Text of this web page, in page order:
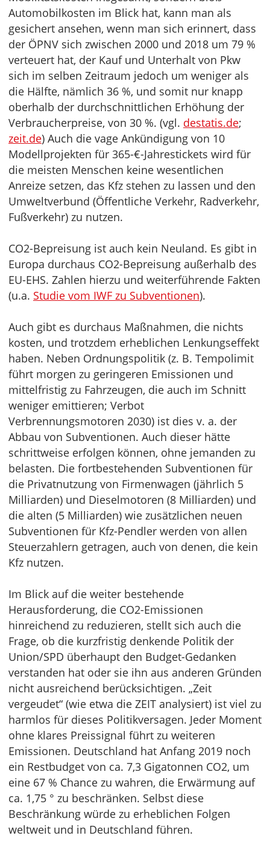
Automobilkosten im Blick hat, kann man als
gesichert ansehen, wenn man sich erinnert, dass
der ÖPNV sich zwischen 2000 und 2018 um 79 %
verteuert hat, der Kauf und Unterhalt von Pkw
sich im selben Zeitraum jedoch um weniger als
die Hälfte, nämlich 36 %, und somit nur knapp
oberhalb der durchschnittlichen Erhöhung der
Verbraucherpreise, von 30 %. (vgl. destatis.de;
zeit.de) Auch die vage Ankündigung von 10
Modellprojekten für 365-€-Jahrestickets wird für
die meisten Menschen keine wesentlichen
Anreize setzen, das Kfz stehen zu lassen und den
Umweltverbund (Öffentliche Verkehr, Radverkehr,
Fußverkehr) zu nutzen.
CO2-Bepreisung ist auch kein Neuland. Es gibt in
Europa durchaus CO2-Bepreisung außerhalb des
EU-EHS. Zahlen hierzu und weiterführende Fakten
(u.a. Studie vom IWF zu Subventionen).
Auch gibt es durchaus Maßnahmen, die nichts
kosten, und trotzdem erheblichen Lenkungseffekt
haben. Neben Ordnungspolitik (z. B. Tempolimit
führt morgen zu geringeren Emissionen und
mittelfristig zu Fahrzeugen, die auch im Schnitt
weniger emittieren; Verbot
Verbrennungsmotoren 2030) ist dies v. a. der
Abbau von Subventionen. Auch dieser hätte
schrittweise erfolgen können, ohne jemanden zu
belasten. Die fortbestehenden Subventionen für
die Privatnutzung von Firmenwagen (jährlich 5
Milliarden) und Dieselmotoren (8 Milliarden) und
die alten (5 Milliarden) wie zusätzlichen neuen
Subventionen für Kfz-Pendler werden von allen
Steuerzahlern getragen, auch von denen, die kein
Kfz nutzen.
Im Blick auf die weiter bestehende
Herausforderung, die CO2-Emissionen
hinreichend zu reduzieren, stellt sich auch die
Frage, ob die kurzfristig denkende Politik der
Union/SPD überhaupt den Budget-Gedanken
verstanden hat oder sie ihn aus anderen Gründen
nicht ausreichend berücksichtigen. „Zeit
vergeudet“ (wie etwa die ZEIT analysiert) ist viel zu
harmlos für dieses Politikversagen. Jeder Moment
ohne klares Preissignal führt zu weiteren
Emissionen. Deutschland hat Anfang 2019 noch
ein Restbudget von ca. 7,3 Gigatonnen CO2, um
eine 67 % Chance zu wahren, die Erwärmung auf
ca. 1,75 ° zu beschränken. Selbst diese
Beschränkung würde zu erheblichen Folgen
weltweit und in Deutschland führen.